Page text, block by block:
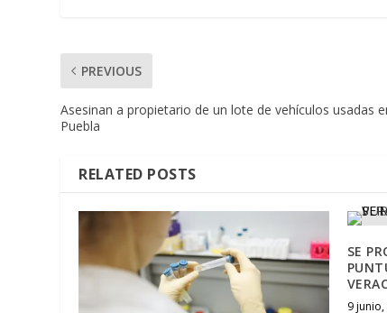
PREVIOUS
Asesinan a propietario de un lote de vehículos usadas
Puebla
RELATED POSTS
SE
9 junio,